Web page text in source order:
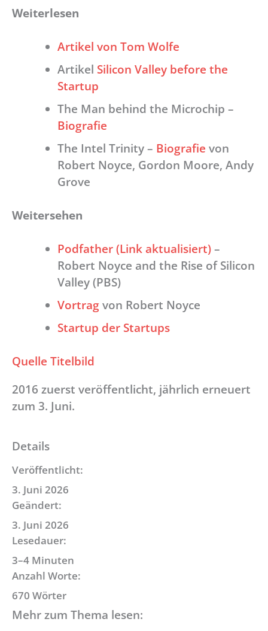
Weiterlesen
Artikel von Tom Wolfe
Artikel Silicon Valley before the
Startup
The Man behind the Microchip –
Biografie
The Intel Trinity – Biografie von
Robert Noyce, Gordon Moore, Andy
Grove
Weitersehen
Podfather (Link aktualisiert) –
Robert Noyce and the Rise of Silicon
Valley (PBS)
Vortrag von Robert Noyce
Startup der Startups
Quelle Titelbild
2016 zuerst veröffentlicht, jährlich erneuert
zum 3. Juni.
Details
Veröffentlicht:
3. Juni 2026
Geändert:
3. Juni 2026
Lesedauer:
3–4 Minuten
Anzahl Worte:
670 Wörter
Mehr zum Thema lesen: